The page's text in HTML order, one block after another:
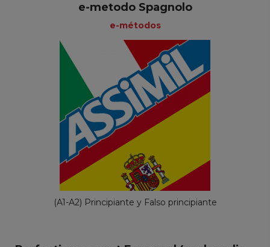
e-metodo Spagnolo
e-métodos
(A1-A2) Principiante y Falso principiante